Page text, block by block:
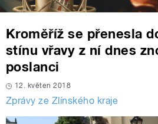
Kroměříž se přenesla
stínu vřavy z ní dnes
poslanci
12. květen 2018
Zprávy ze Zlínského kraje